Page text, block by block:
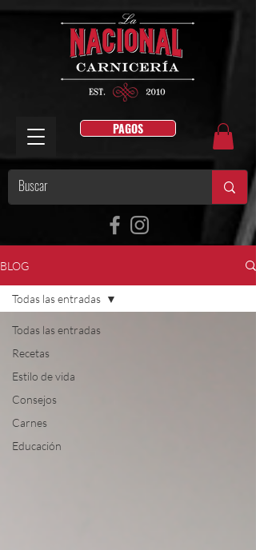
PAGOS
BLOG
Todas las entradas
Recetas
Estilo de vida
Consejos
Carnes
Educación
Todas las entradas